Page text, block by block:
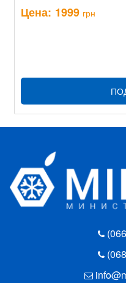
Цена: 1999 грн